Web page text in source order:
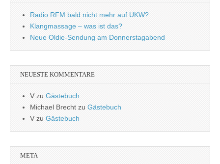
Radio RFM bald nicht mehr auf UKW?
Klangmassage – was ist das?
Neue Oldie-Sendung am Donnerstagabend
NEUESTE KOMMENTARE
V zu Gästebuch
Michael Brecht zu Gästebuch
Vzu Gästebuch
META